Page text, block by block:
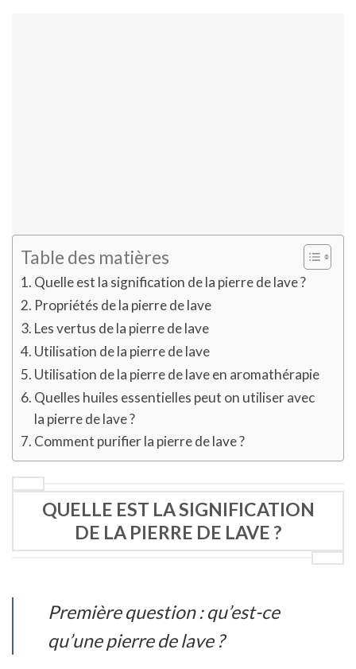
Table des matières
Quelle est la signification de la pierre de lave ?
Propriétés de la pierre de lave
Les vertus de la pierre de lave
Utilisation de la pierre de lave
Utilisation de la pierre de lave en aromathérapie
Quelles huiles essentielles peut on utiliser avec
la pierre de lave ?
Comment purifier la pierre de lave ?
QUELLE EST LA SIGNIFICATION
DE LA PIERRE DE LAVE ?
Première question : qu’est-ce
qu’une pierre de lave ?